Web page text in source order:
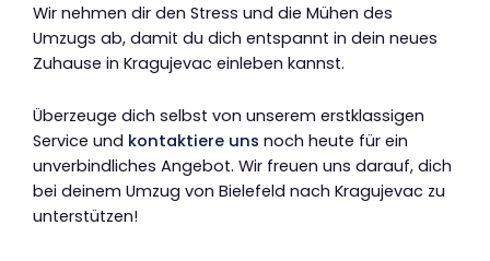
Wir nehmen dir den Stress und die Mühen des
Umzugs ab, damit du dich entspannt in dein neues
Zuhause in Kragujevac einleben kannst.
Überzeuge dich selbst von unserem erstklassigen
Service und kontaktiere uns noch heute für ein
unverbindliches Angebot. Wir freuen uns darauf, dich
bei deinem Umzug von Bielefeld nach Kragujevac zu
unterstützen!